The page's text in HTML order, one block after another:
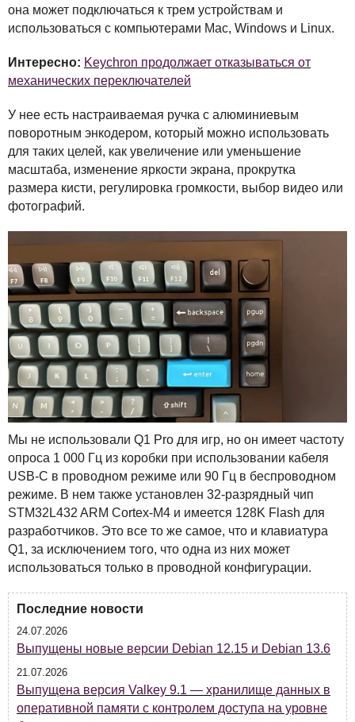
она может подключаться к трем устройствам и
использоваться с компьютерами Mac, Windows и Linux.
Интересно: Keychron продолжает отказываться от
механических переключателей
У нее есть настраиваемая ручка с алюминиевым
поворотным энкодером, который можно использовать
для таких целей, как увеличение или уменьшение
масштаба, изменение яркости экрана, прокрутка
размера кисти, регулировка громкости, выбор видео или
фотографий.
Мы не использовали Q1 Pro для игр, но он имеет частоту
опроса 1 000 Гц из коробки при использовании кабеля
USB-C в проводном режиме или 90 Гц в беспроводном
режиме. В нем также установлен 32-разрядный чип
STM32L432 ARM Cortex-M4 и имеется 128K Flash для
разработчиков. Это все то же самое, что и клавиатура
Q1, за исключением того, что одна из них может
использоваться только в проводной конфигурации.
Последние новости
24.07.2026
Выпущены новые версии Debian 12.15 и Debian 13.6
21.07.2026
Выпущена версия Valkey 9.1 — хранилище данных в
оперативной памяти с контролем доступа на уровне